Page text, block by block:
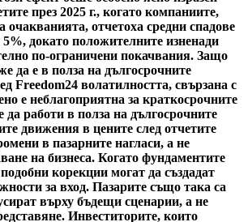
през 2025 г., когато компаниите,
очакванията, отчетоха средни спадове
5%, докато положителните изненади
по-ограничени покачвания. Защо
да е в полза на дългосрочните
Freedom24 волатилността, свързана с
е неблагоприятна за краткосрочните
да работи в полза на дългосрочните
движения в цените след отчетите
в пазарните нагласи, а не
на бизнеса. Когато фундаментите
корекции могат да създадат
за вход. Пазарите също така са
върху бъдещи сценарии, а не
Инвеститорите, които